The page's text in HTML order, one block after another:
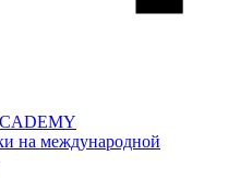
на международной